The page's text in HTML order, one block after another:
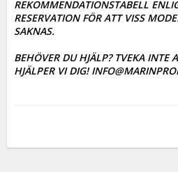
REKOMMENDATIONSTABELL
RESERVATION FÖR ATT VISS
SAKNAS.
BEHÖVER DU HJÄLP? TVEKA INTE
HJÄLPER VI DIG!